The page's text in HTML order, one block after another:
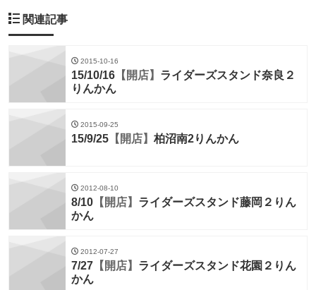
関連記事
2015-10-16
15/10/16 【開店】 ライダーズスタンド奈良２
りんかん
2015-09-25
15/9/25 【開店】 柏沼南2りんかん
2012-08-10
8/10 【開店】 ライダーズスタンド藤岡２りん
かん
2012-07-27
7/27 【開店】 ライダーズスタンド花園２りん
かん